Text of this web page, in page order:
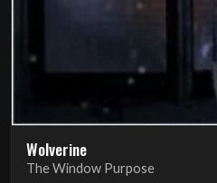
Wolverine
The Window Purpose